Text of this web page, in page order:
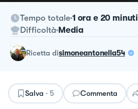
Tempo totale 1 ora e 20 minuti
Difficoltà Media
ricetta disimoneantonella54
Salva · 5 Commenta